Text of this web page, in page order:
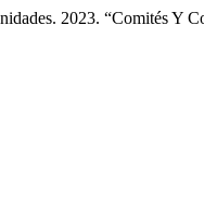
2023. “Comités Y